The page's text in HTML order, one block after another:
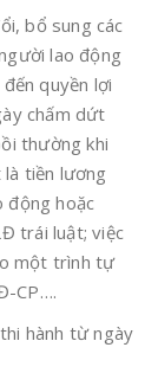
bổ sung các
lao động
quyền lợi
chấm dứt
thường khi
tiền lương
hoặc
trái luật; việc
một trình tự
CP….
hành từ ngày